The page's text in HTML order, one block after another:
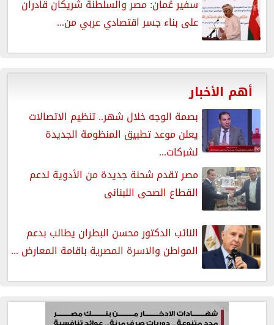
سفير عُمان: مصر والسلطنة شريكان قادران
على بناء جسر اقتصادي عربي من...
أهم الأخبار
بصمة الوجه خلال شهر.. تنظيم الاتصالات
يعلن موعد تطبيق المنظومة الجديدة
لشركات...
مصر تقدم شحنة جديدة من الأدوية لدعم
القطاع الصحى اللبنانى
النائب الدكتور محسن البطران يطالب بدعم
المواطن والاسرة المصرية باقامة المعارض ...